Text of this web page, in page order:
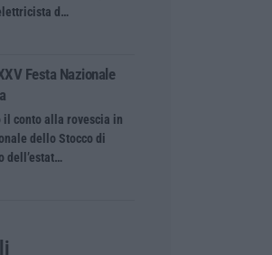
d…
Festa Nazionale
il conto alla rovescia in
dello Stocco di
dell’estat…